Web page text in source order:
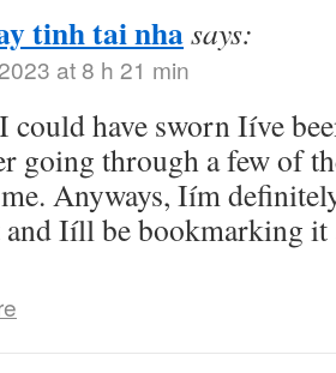
tinh tai nhasays:
at 8 h 21 min
have sworn Iíve
going through a few of
Anyways, Iím
Iíll be bookmarking it